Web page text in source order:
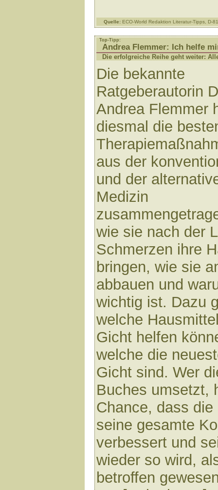
Quelle: ECO-World Redaktion Literatur-Tipps, D-
Top-Tipp:
Andrea Flemmer: Ich helfe
Die erfolgreiche Reihe geht weiter:
Die bekannte
Ratgeberautorin
Andrea Flemmer
diesmal die
aus der
und der
Medizin
wie sie nach der
Schmerzen ihre
bringen, wie sie
abbauen und
wichtig ist. Dazu
welche
Gicht helfen
welche die
Gicht sind. Wer
Buches umsetzt,
Chance, dass
seine gesamte
verbessert und
wieder so wird,
betroffen